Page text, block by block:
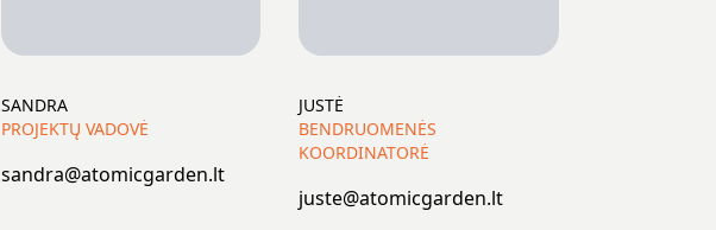
SANDRA
PROJEKTŲ VADOVĖ
sandra@atomicgarden.lt
JUSTĖ
BENDRUOMENĖS
KOORDINATORĖ
juste@atomicgarden.lt